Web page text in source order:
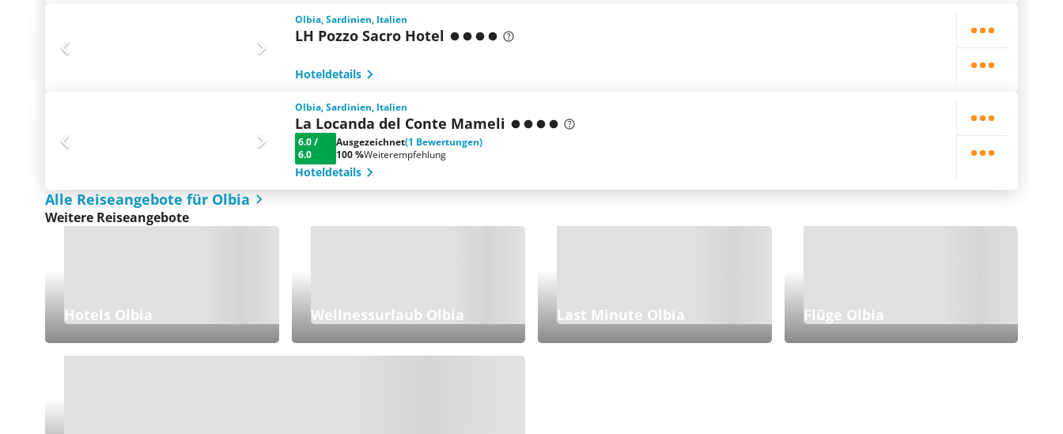
Olbia, Sardinien, Italien
LH Pozzo Sacro Hotel
Hoteldetails
Olbia, Sardinien, Italien
La Locanda del Conte Mameli
6.0/
6.0
Ausgezeichnet(1 Bewertungen)
100 %Weiterempfehlung
Hoteldetails
Alle Reiseangebote für Olbia
Weitere Reiseangebote
Hotels Olbia Wellnessurlaub Olbia Last Minute Olbia Flüge Olbia